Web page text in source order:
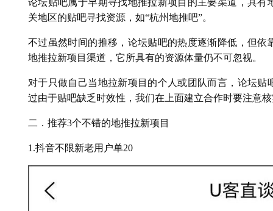
论坛贴吧属于早期寻找地推拉新项目的主要渠道，具
关地区的贴吧寻找资源，如“杭州地推吧”。
不过虽然时间的推移，论坛贴吧的热度逐渐降低，但
地推拉新项目渠道，它所具有的资源体量仍不可忽视。
对于只做自己当地拉新项目的个人或团队而言，论坛
过由于贴吧缺乏时效性，我们在上面建立合作时要注意
二．推荐3个不错的地推拉新项目
1.抖音不限新老用户单20